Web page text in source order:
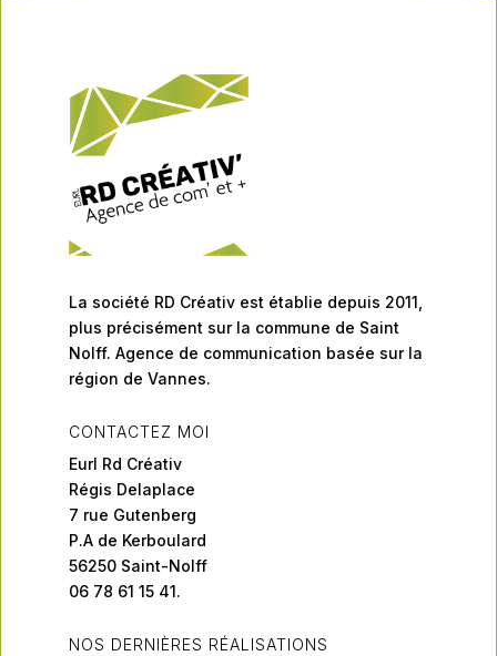
La société RD Créativ est établie depuis 2011,
plus précisément sur la commune de Saint
Nolff. Agence de communication basée sur la
région de Vannes.
CONTACTEZ MOI
Eurl Rd Créativ
Régis Delaplace
7 rue Gutenberg
P.A de Kerboulard
56250 Saint-Nolff
06 78 61 15 41.
NOS DERNIÈRES RÉALISATIONS